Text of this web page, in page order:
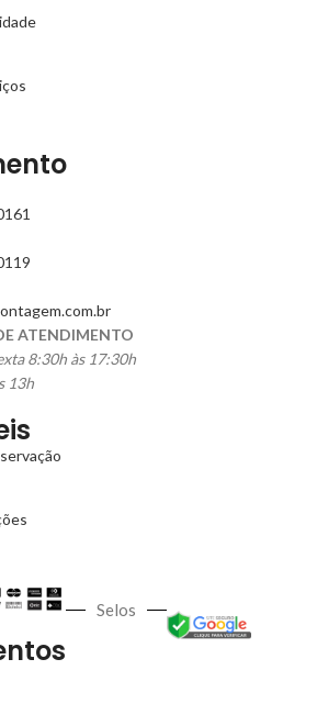
ATENDIMENTO
8:30h às 17:30h
13h
Selos